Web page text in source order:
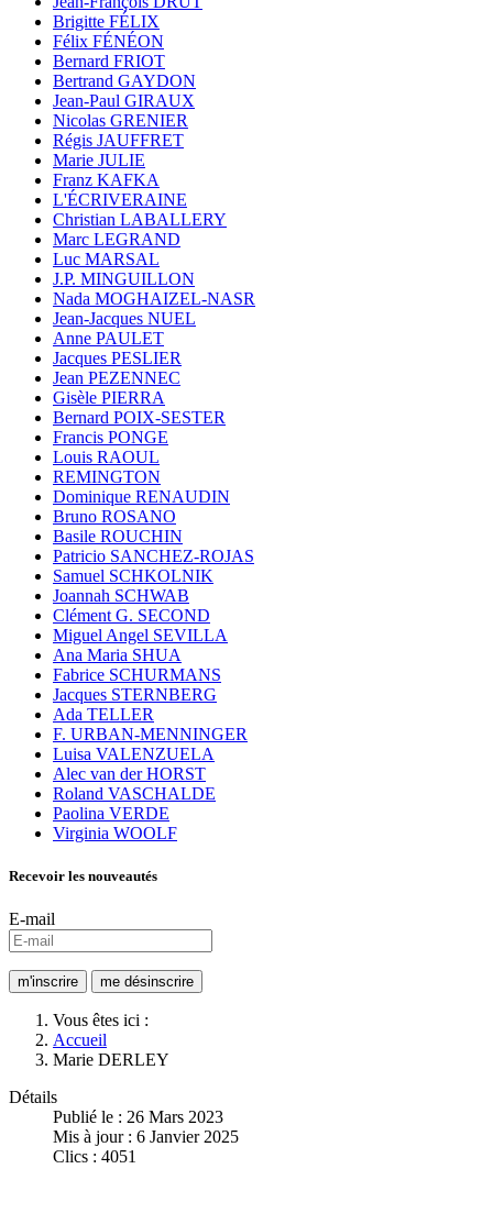
Brigitte FÉLIX
Félix FÉNÉON
Bernard FRIOT
Bertrand GAYDON
Jean-Paul GIRAUX
Nicolas GRENIER
Régis JAUFFRET
Marie JULIE
Franz KAFKA
L'ÉCRIVERAINE
Christian LABALLERY
Marc LEGRAND
Luc MARSAL
J.P. MINGUILLON
Nada MOGHAIZEL-NASR
Jean-Jacques NUEL
Anne PAULET
Jacques PESLIER
Jean PEZENNEC
Gisèle PIERRA
Bernard POIX-SESTER
Francis PONGE
Louis RAOUL
REMINGTON
Dominique RENAUDIN
Bruno ROSANO
Basile ROUCHIN
Patricio SANCHEZ-ROJAS
Samuel SCHKOLNIK
Joannah SCHWAB
Clément G. SECOND
Miguel Angel SEVILLA
Ana Maria SHUA
Fabrice SCHURMANS
Jacques STERNBERG
Ada TELLER
F. URBAN-MENNINGER
Luisa VALENZUELA
Alec van der HORST
Roland VASCHALDE
Paolina VERDE
Virginia WOOLF
Recevoir les nouveautés
E-mail
Vous êtes ici :
Accueil
Marie DERLEY
Détails
Publié le : 26 Mars 2023
Mis à jour : 6 Janvier 2025
Clics : 4051